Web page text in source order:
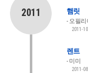
2011 햄릿
오필리
2011-
렌트
미미
2011-